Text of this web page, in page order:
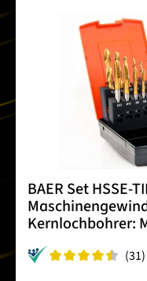
BAER Set HSSE-
Kernlochbohrer:
(31)